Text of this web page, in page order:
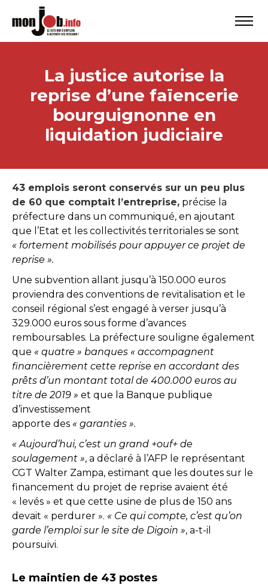
La justice autorise la
reprise d’une faïencerie
bourguignonne en
liquidation judiciaire
43 emplois seront conservés sur un peu plus
de 60 que comptait l’entreprise, précise la
préfecture dans un communiqué, en ajoutant
que l’Etat et les collectivités territoriales se sont
« fortement mobilisés pour appuyer ce projet de
reprise ».
Une subvention allant jusqu’à 150.000 euros
proviendra des conventions de revitalisation et le
conseil régional s’est engagé à verser jusqu’à
329.000 euros sous forme d’avances
remboursables. La préfecture souligne également
que « quatre » banques « accompagnent
financièrement cette reprise en accordant des
prêts d’un montant total de 400.000 euros au
titre de 2019 » et que la Banque publique
d’investissement
apporte des « garanties ».
« Aujourd’hui, c’est un grand +ouf+ de
soulagement », a déclaré à l’AFP le représentant
CGT Walter Zampa, estimant que les doutes sur le
financement du projet de reprise avaient été
« levés » et que cette usine de plus de 150 ans
devait « perdurer ». « Ce qui compte, c’est qu’on
garde l’emploi sur le site de Digoin », a-t-il
poursuivi.
Le maintien de 43 postes